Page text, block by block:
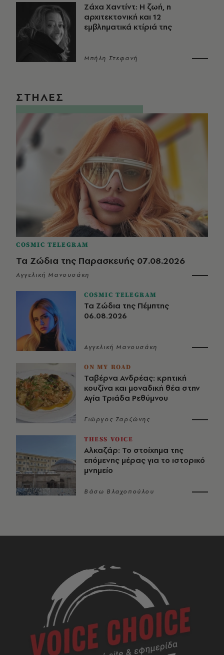
Ζάχα Χαντίντ: Η ζωή, η
αρχιτεκτονική και 12
εμβληματικά κτίριά της
Μπήλη Στεφανή
ΣΤΗΛΕΣ
COSMIC TELEGRAM
Τα Ζώδια της Παρασκευής 07.08.2026
Αγγελική Μανουσάκη
COSMIC TELEGRAM
Τα Ζώδια της Πέμπτης
06.08.2026
Αγγελική Μανουσάκη
ON MY ROAD
Ταβέρνα Ανδρέας: κρητική
κουζίνα και μοναδική θέα στην
Αγία Τριάδα Ρεθύμνου
Γιώργος Ζαρζώνης
THESS VOICE
Αλκαζάρ: Το στοίχημα της
επόμενης μέρας για το ιστορικό
μνημείο
Βάσω Βλαχοπούλου